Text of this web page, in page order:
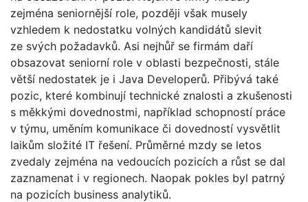
zejména seniornější role, později však musely
vzhledem k nedostatku volných kandidátů slevit
ze svých požadavků. Asi nejhůř se firmám daří
obsazovat seniorní role v oblasti bezpečnosti, stále
větší nedostatek je i Java Developerů. Přibývá také
pozic, které kombinují technické znalosti a zkušenosti
s měkkými dovednostmi, například schopností práce
v týmu, uměním komunikace či dovedností vysvětlit
laikům složité IT řešení. Průměrné mzdy se letos
zvedaly zejména na vedoucích pozicích a růst se dal
zaznamenat i v regionech. Naopak pokles byl patrný
na pozicích business analytiků.